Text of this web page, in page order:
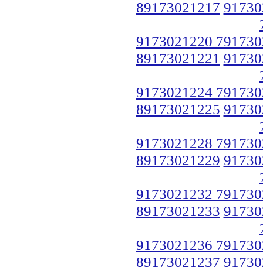
89173021217
9173021220
89173021221
9173021224
89173021225
9173021228
89173021229
9173021232
89173021233
9173021236
89173021237